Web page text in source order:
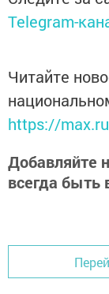
Telegram-
Читайте
https://
Добавляйте
всегда быть